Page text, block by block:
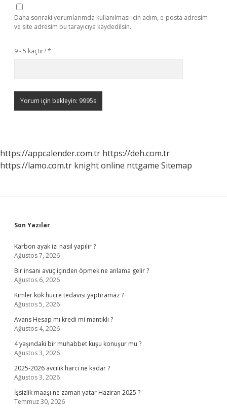
Daha sonraki yorumlarımda kullanılması için adım, e-posta adresim
ve site adresim bu tarayıcıya kaydedilsin.
9 - 5 kaçtır?*
https://appcalender.com.tr https://deh.com.tr
https://lamo.com.tr knight online nttgame Sitemap
Sidebar
Son Yazılar
Karbon ayak izi nasıl yapılır ?
Ağustos 7, 2026
Bir insanı avuç içinden öpmek ne anlama gelir ?
Ağustos 6, 2026
Kimler kök hücre tedavisi yaptıramaz ?
Ağustos 5, 2026
Avans Hesap mı kredi mi mantıklı ?
Ağustos 4, 2026
4 yaşındaki bir muhabbet kuşu konuşur mu ?
Ağustos 3, 2026
2025-2026 avcılık harcı ne kadar ?
Ağustos 3, 2026
İşsizlik maaşı ne zaman yatar Haziran 2025 ?
Temmuz 30, 2026